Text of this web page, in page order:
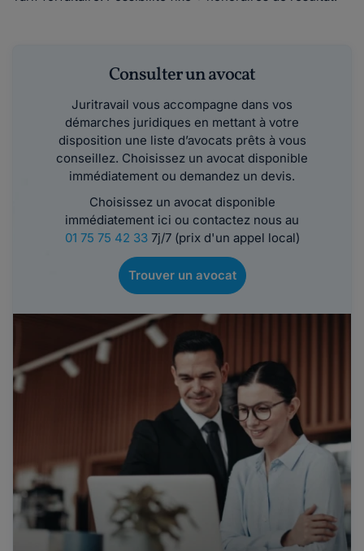
Consulter un avocat
Juritravail vous accompagne dans vos
démarches juridiques en mettant à votre
disposition une liste d’avocats prêts à vous
conseillez. Choisissez un avocat disponible
immédiatement ou demandez un devis.
Choisissez un avocat disponible
immédiatement ici ou contactez nous au
01 75 75 42 337j/7 (prix d'un appel local)
Trouver un avocat